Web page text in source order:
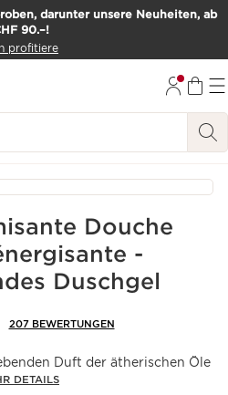
darunter unsere Neuheiten, ab
90.–!
profitiere
Douche
-
Duschgel
207 BEWERTUNGEN
Duft der ätherischen Öle
DETAILS